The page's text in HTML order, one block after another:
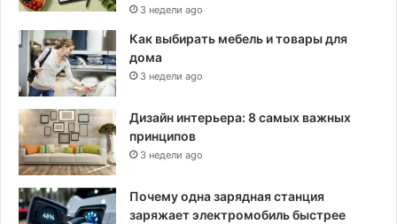
3 недели ago
Как выбирать мебель и товары для
дома
3 недели ago
Дизайн интерьера: 8 самых важных
принципов
3 недели ago
Почему одна зарядная станция
заряжает электромобиль быстрее